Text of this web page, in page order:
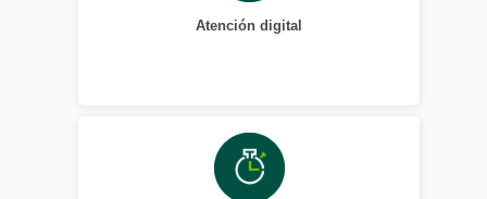
Atención digital